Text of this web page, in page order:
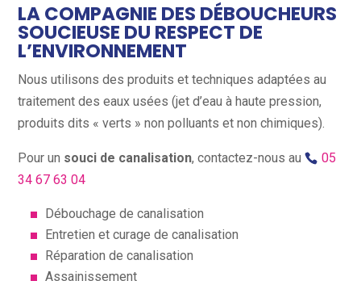
LA COMPAGNIE DES DÉBOUCHEURS
SOUCIEUSE DU RESPECT DE
L’ENVIRONNEMENT
Nous utilisons des produits et techniques adaptées au
traitement des eaux usées (jet d’eau à haute pression,
produits dits « verts » non polluants et non chimiques).
Pour un souci de canalisation, contactez-nous au
05
34 67 63 04
Débouchage de canalisation
Entretien et curage de canalisation
Réparation de canalisation
Assainissement